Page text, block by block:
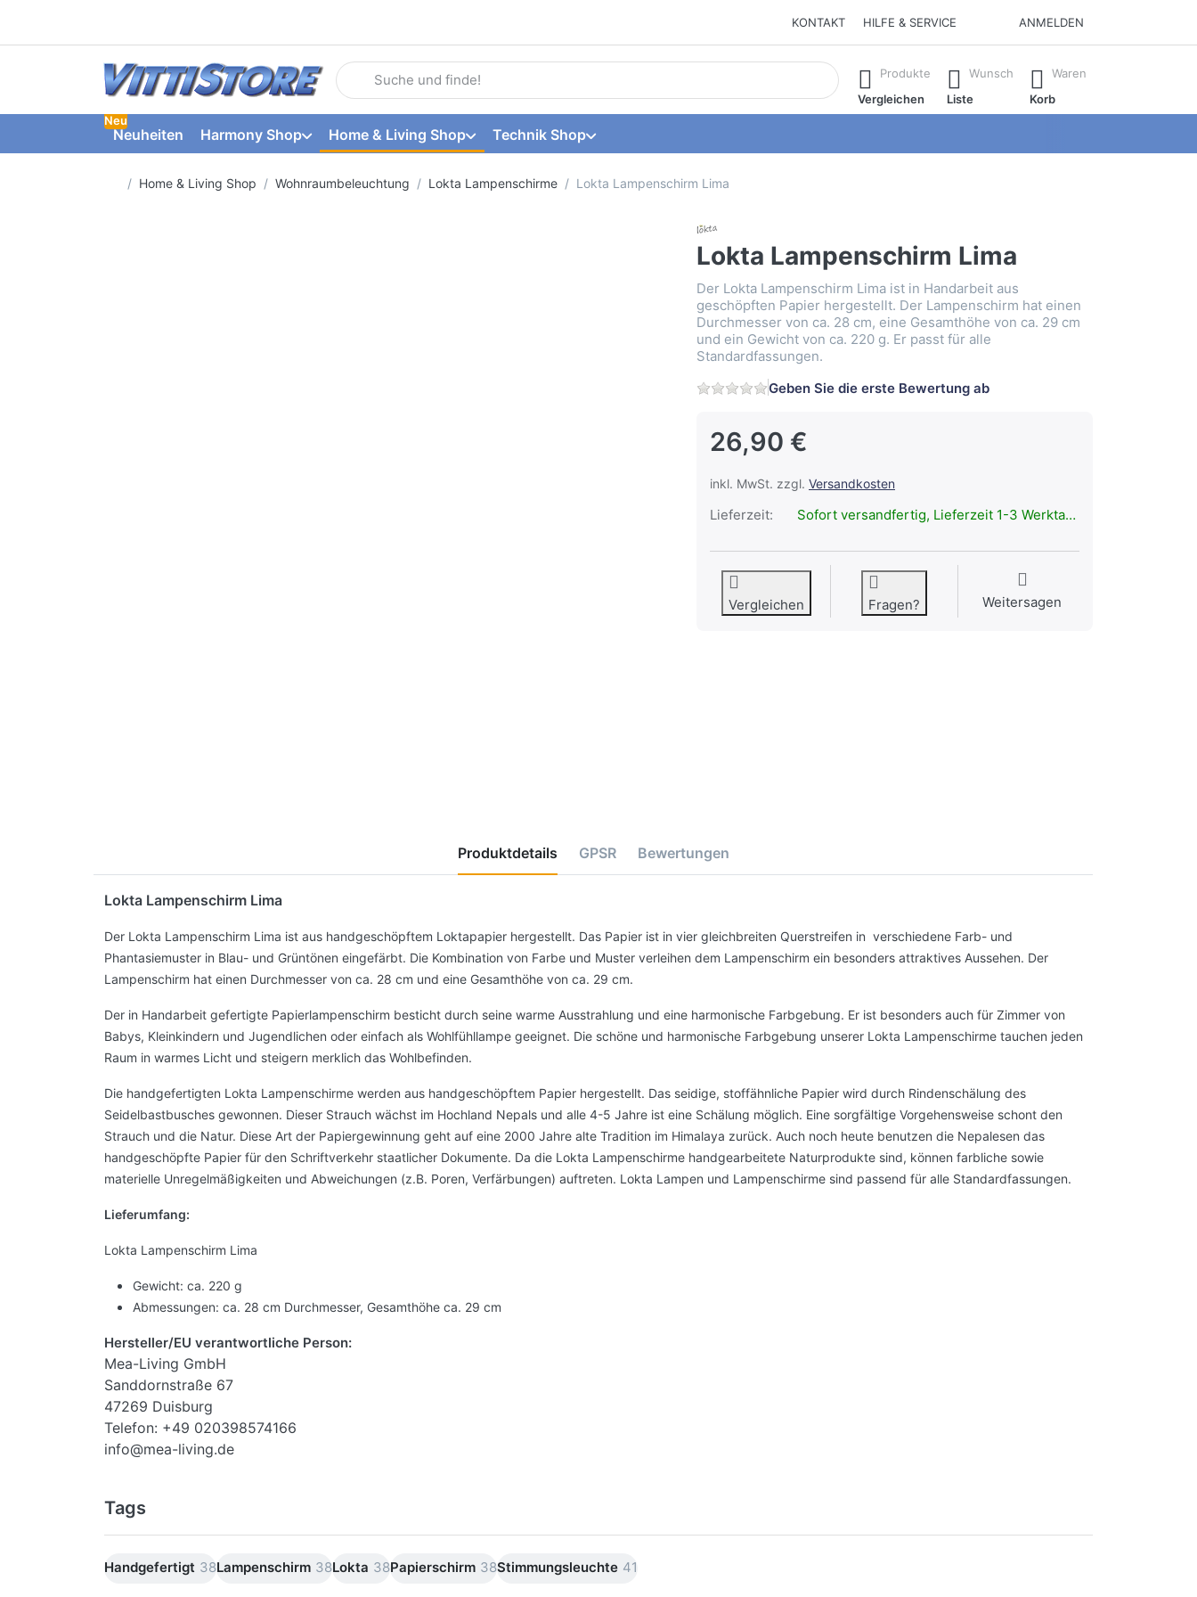
KONTAKT HILFE & SERVICE ANMELDEN
Geben Sie einen Suchbegriff ein. Während Sie tippen, erscheinen automatisch erste Ergebnisse. Drücken Sie die Eingabetaste, um alle
Produkte
Vergleichen
Wunsch
Liste
Waren
Korb
Neuheiten
Neu
Harmony Shop Home & Living Shop Technik Shop
Startseite
Home & Living Shop Wohnraumbeleuchtung Lokta Lampenschirme Lokta Lampenschirm Lima
Lokta Lampenschirm Lima
Der Lokta Lampenschirm Lima ist in Handarbeit aus
geschöpften Papier hergestellt. Der Lampenschirm hat einen
Durchmesser von ca. 28 cm, eine Gesamthöhe von ca. 29 cm
und ein Gewicht von ca. 220 g. Er passt für alle
Standardfassungen.
Geben Sie die erste Bewertung ab
26,90 €
inkl. MwSt. zzgl. Versandkosten
Lieferzeit: Sofort versandfertig, Lieferzeit 1-3 Werktage.
Vergleichen Fragen? Weitersagen
Produktdetails GPSR Bewertungen
Lokta Lampenschirm Lima
Der Lokta Lampenschirm Lima ist aus handgeschöpftem Loktapapier hergestellt. Das Papier ist in vier gleichbreiten Querstreifen in verschiedene Farb- und
Phantasiemuster in Blau- und Grüntönen eingefärbt. Die Kombination von Farbe und Muster verleihen dem Lampenschirm ein besonders attraktives Aussehen. Der
Lampenschirm hat einen Durchmesser von ca. 28 cm und eine Gesamthöhe von ca. 29 cm.
Der in Handarbeit gefertigte Papierlampenschirm besticht durch seine warme Ausstrahlung und eine harmonische Farbgebung. Er ist besonders auch für Zimmer von
Babys, Kleinkindern und Jugendlichen oder einfach als Wohlfühllampe geeignet. Die schöne und harmonische Farbgebung unserer Lokta Lampenschirme tauchen jeden
Raum in warmes Licht und steigern merklich das Wohlbefinden.
Die handgefertigten Lokta Lampenschirme werden aus handgeschöpftem Papier hergestellt. Das seidige, stoffähnliche Papier wird durch Rindenschälung des
Seidelbastbusches gewonnen. Dieser Strauch wächst im Hochland Nepals und alle 4-5 Jahre ist eine Schälung möglich. Eine sorgfältige Vorgehensweise schont den
Strauch und die Natur. Diese Art der Papiergewinnung geht auf eine 2000 Jahre alte Tradition im Himalaya zurück. Auch noch heute benutzen die Nepalesen das
handgeschöpfte Papier für den Schriftverkehr staatlicher Dokumente. Da die Lokta Lampenschirme handgearbeitete Naturprodukte sind, können farbliche sowie
materielle Unregelmäßigkeiten und Abweichungen (z.B. Poren, Verfärbungen) auftreten. Lokta Lampen und Lampenschirme sind passend für alle Standardfassungen.
Lieferumfang:
Lokta Lampenschirm Lima
Gewicht: ca. 220 g
Abmessungen: ca. 28 cm Durchmesser, Gesamthöhe ca. 29 cm
Hersteller/EU verantwortliche Person:
Mea-Living GmbH
Sanddornstraße 67
47269 Duisburg
Telefon: +49 020398574166
info@mea-living.de
Tags
Handgefertigt 38Lampenschirm 38Lokta 38Papierschirm 38Stimmungsleuchte 41